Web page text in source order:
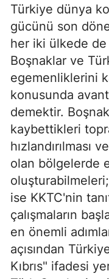
Türkiye dünya
gücünü son
her iki ülkede de
Boşnaklar ve
egemenliklerini
konusunda
demektir.
kaybettikleri
hızlandırılması
olan bölgelerde
oluşturabilmeleri;
ise KKTC'nin
çalışmaların
en önemli
açısından
Kıbrıs" ifadesi